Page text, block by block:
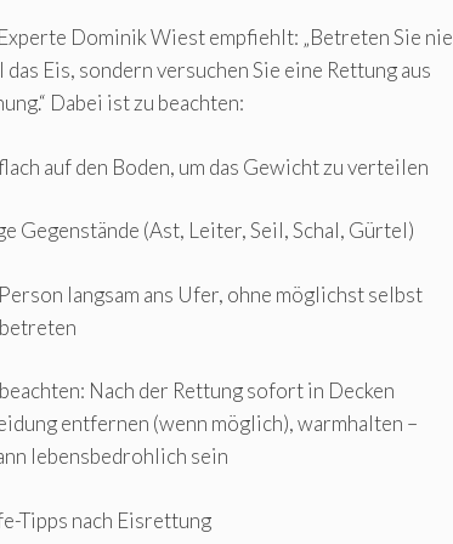
Dominik Wiest empfiehlt: „Betreten Sie nie
Eis, sondern versuchen Sie eine Rettung aus
Dabei ist zu beachten:
auf den Boden, um das Gewicht zu verteilen
Gegenstände (Ast, Leiter, Seil, Schal, Gürtel)
langsam ans Ufer, ohne möglichst selbst
Nach der Rettung sofort in Decken
entfernen (wenn möglich), warmhalten –
lebensbedrohlich sein
Tipps nach Eisrettung